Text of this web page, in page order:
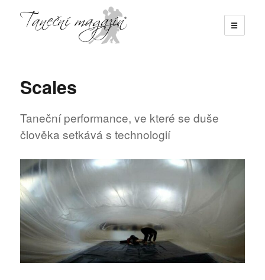
☰
Scales
Taneční performance, ve které se duše
člověka setkává s technologií